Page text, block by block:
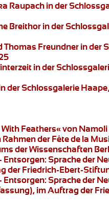
Raupach in der
Breithor in der
Thomas Freundner in der
in der
der Schlossgalerie
With Feathers«von
Rahmen der Fête de la
der Wissenschaften
Entsorgen: Sprache der
der Friedrich-Ebert-
Entsorgen: Sprache der
im Auftrag der